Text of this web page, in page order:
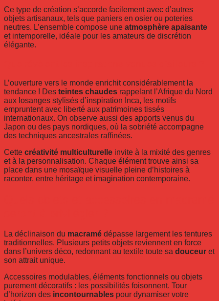
Ce type de création s’accorde facilement avec d’autres
objets artisanaux, tels que paniers en osier ou poteries
neutres. L’ensemble compose une atmosphère apaisante
et intemporelle, idéale pour les amateurs de discrétion
élégante.
L’ouverture vers le monde enrichit considérablement la
tendance ! Des teintes chaudes rappelant l’Afrique du Nord
aux losanges stylisés d’inspiration Inca, les motifs
empruntent avec liberté aux patrimoines tissés
internationaux. On observe aussi des apports venus du
Japon ou des pays nordiques, où la sobriété accompagne
des techniques ancestrales raffinées.
Cette créativité multiculturelle invite à la mixité des genres
et à la personnalisation. Chaque élément trouve ainsi sa
place dans une mosaïque visuelle pleine d’histoires à
raconter, entre héritage et imagination contemporaine.
La déclinaison du macramé dépasse largement les tentures
traditionnelles. Plusieurs petits objets reviennent en force
dans l’univers déco, redonnant au textile toute sa douceur et
son attrait unique.
Accessoires modulables, éléments fonctionnels ou objets
purement décoratifs : les possibilités foisonnent. Tour
d’horizon des incontournables pour dynamiser votre